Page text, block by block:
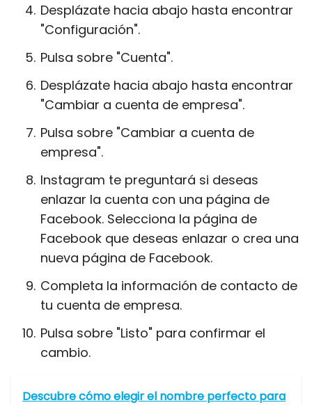
Desplázate hacia abajo hasta encontrar
"Configuración".
Pulsa sobre "Cuenta".
Desplázate hacia abajo hasta encontrar
"Cambiar a cuenta de empresa".
Pulsa sobre "Cambiar a cuenta de
empresa".
Instagram te preguntará si deseas
enlazar la cuenta con una página de
Facebook. Selecciona la página de
Facebook que deseas enlazar o crea una
nueva página de Facebook.
Completa la información de contacto de
tu cuenta de empresa.
Pulsa sobre "Listo" para confirmar el
cambio.
Descubre cómo elegir el nombre perfecto para